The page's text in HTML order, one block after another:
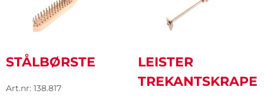
STÅLBØRSTE
Art.nr: 138.817
LEISTER
TREKANTSKRAPE